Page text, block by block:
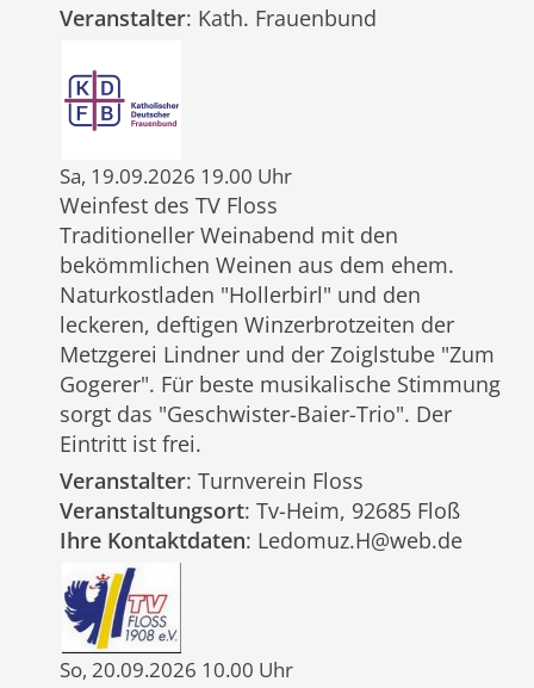
Veranstalter: Kath. Frauenbund
Sa, 19.09.2026 19.00 Uhr
Weinfest des TV Floss
Traditioneller Weinabend mit den
bekömmlichen Weinen aus dem ehem.
Naturkostladen "Hollerbirl" und den
leckeren, deftigen Winzerbrotzeiten der
Metzgerei Lindner und der Zoiglstube "Zum
Gogerer". Für beste musikalische Stimmung
sorgt das "Geschwister-Baier-Trio". Der
Eintritt ist frei.
Veranstalter: Turnverein Floss
Veranstaltungsort: Tv-Heim, 92685 Floß
Ihre Kontaktdaten: Ledomuz.H@web.de
So, 20.09.2026 10.00 Uhr